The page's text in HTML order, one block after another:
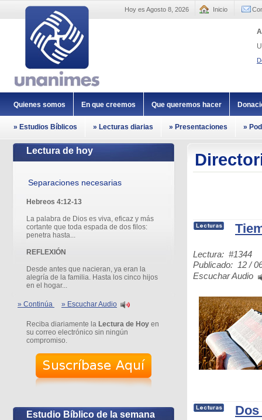
Hoy es Agosto 8, 2026 Inicio
Quienes somos En que creemos Que queremos hacer
» Estudios Bíblicos » Lecturas diarias » Presentaciones »
Lectura de hoy
Separaciones necesarias
Hebreos 4:12-13
La palabra de Dios es viva, eficaz y más
cortante que toda espada de dos filos:
penetra hasta...
REFLEXIÓN
Desde antes que nacieran, ya eran la
alegría de la familia. Hasta los cinco hijos
en el hogar...
» Continúa » Escuchar Audio
Reciba diariamente la Lectura de Hoy en
su correo electrónico sin ningún
compromiso.
Estudio Bíblico de la semana
Lectura: #1344
Publicado: 12 /
Escuchar Audio